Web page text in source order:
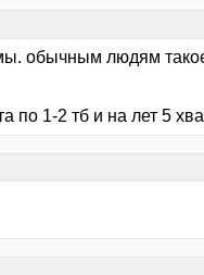
обычным людям
по 1-2 тб и на лет 5